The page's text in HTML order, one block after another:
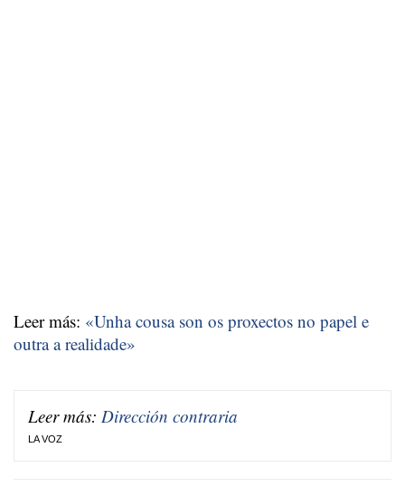
Leer más: «Unha cousa son os proxectos no papel e
outra a realidade»
Leer más: Dirección contraria
LA VOZ